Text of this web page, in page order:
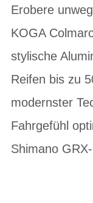
Erobere
KOGA
stylische
Reifen bis zu
modernster
Fahrgefühl
Shimano